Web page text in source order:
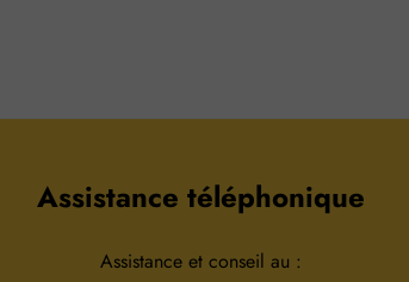
Assistance téléphonique
Assistance et conseil au :